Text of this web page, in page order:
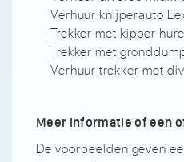
Verhuur knijperauto
Trekker met kipper
Trekker met
Verhuur trekker met
Meer informatie of een
De voorbeelden geven